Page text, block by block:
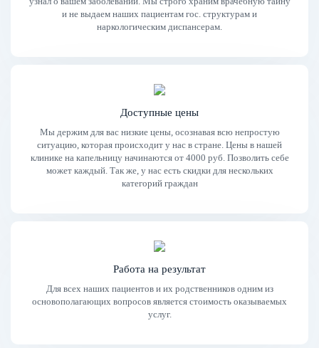
и не выдаем наших пациентам гос. структурам и
наркологическим диспансерам.
Доступные цены
Мы держим для вас низкие цены, осознавая всю непростую
ситуацию, которая происходит у нас в стране. Цены в нашей
клинике на капельницу начинаются от 4000 руб. Позволить себе
может каждый. Так же, у нас есть скидки для нескольких
категорий граждан
Работа на результат
Для всех наших пациентов и их родственников одним из
основополагающих вопросов является стоимость оказываемых
услуг.